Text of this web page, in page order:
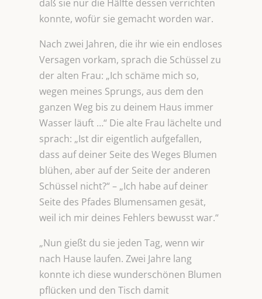
daß sie nur die Hälfte dessen verrichten
konnte, wofür sie gemacht worden war.
Nach zwei Jahren, die ihr wie ein endloses
Versagen vorkam, sprach die Schüssel zu
der alten Frau: „Ich schäme mich so,
wegen meines Sprungs, aus dem den
ganzen Weg bis zu deinem Haus immer
Wasser läuft …“ Die alte Frau lächelte und
sprach: „Ist dir eigentlich aufgefallen,
dass auf deiner Seite des Weges Blumen
blühen, aber auf der Seite der anderen
Schüssel nicht?“ – „Ich habe auf deiner
Seite des Pfades Blumensamen gesät,
weil ich mir deines Fehlers bewusst war.“
„Nun gießt du sie jeden Tag, wenn wir
nach Hause laufen. Zwei Jahre lang
konnte ich diese wunderschönen Blumen
pflücken und den Tisch damit